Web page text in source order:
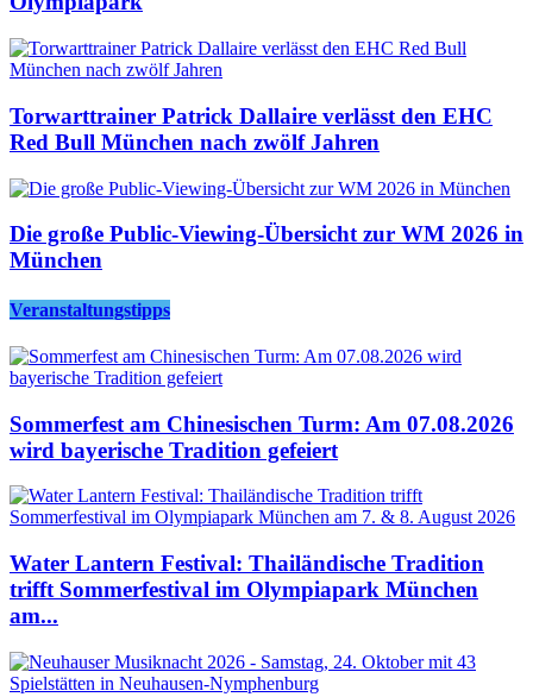
Torwarttrainer Patrick Dallaire verlässt den EHC
Red Bull München nach zwölf Jahren
Die große Public-Viewing-Übersicht zur WM 2026 in
München
Veranstaltungstipps
Sommerfest am Chinesischen Turm: Am 07.08.2026
wird bayerische Tradition gefeiert
Water Lantern Festival: Thailändische Tradition
trifft Sommerfestival im Olympiapark München
am...